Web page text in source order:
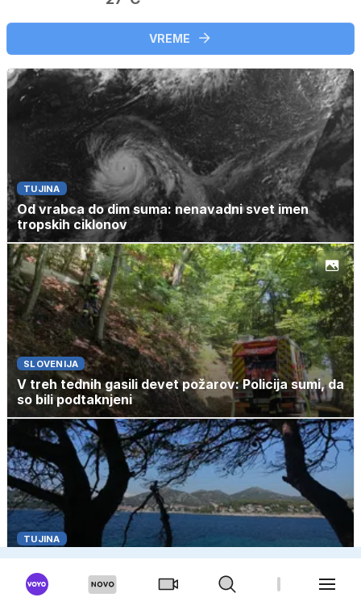
VREME
TUJINA
Od vrabca do dim suma: nenavadni svet imen
tropskih ciklonov
SLOVENIJA
V treh tednih gasili devet požarov: Policija sumi, da
so bili podtaknjeni
TUJINA
Turistom potonil čoln, mimoidoči so se
posmehovali